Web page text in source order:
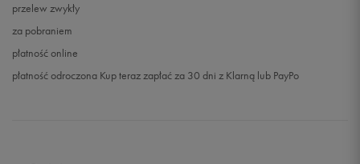
przelew zwykły
za pobraniem
płatność online
płatność odroczona Kup teraz zapłać za 30 dni z Klarną lub PayPo